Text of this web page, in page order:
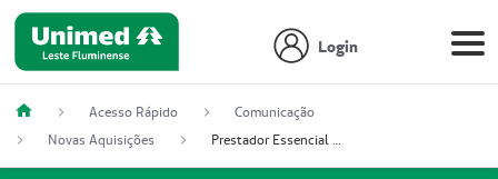
Login
Acesso Rápido
Comunicação
Novas Aquisições
Prestador Essencial Gestão em Saúde Ereli (51004354-7)